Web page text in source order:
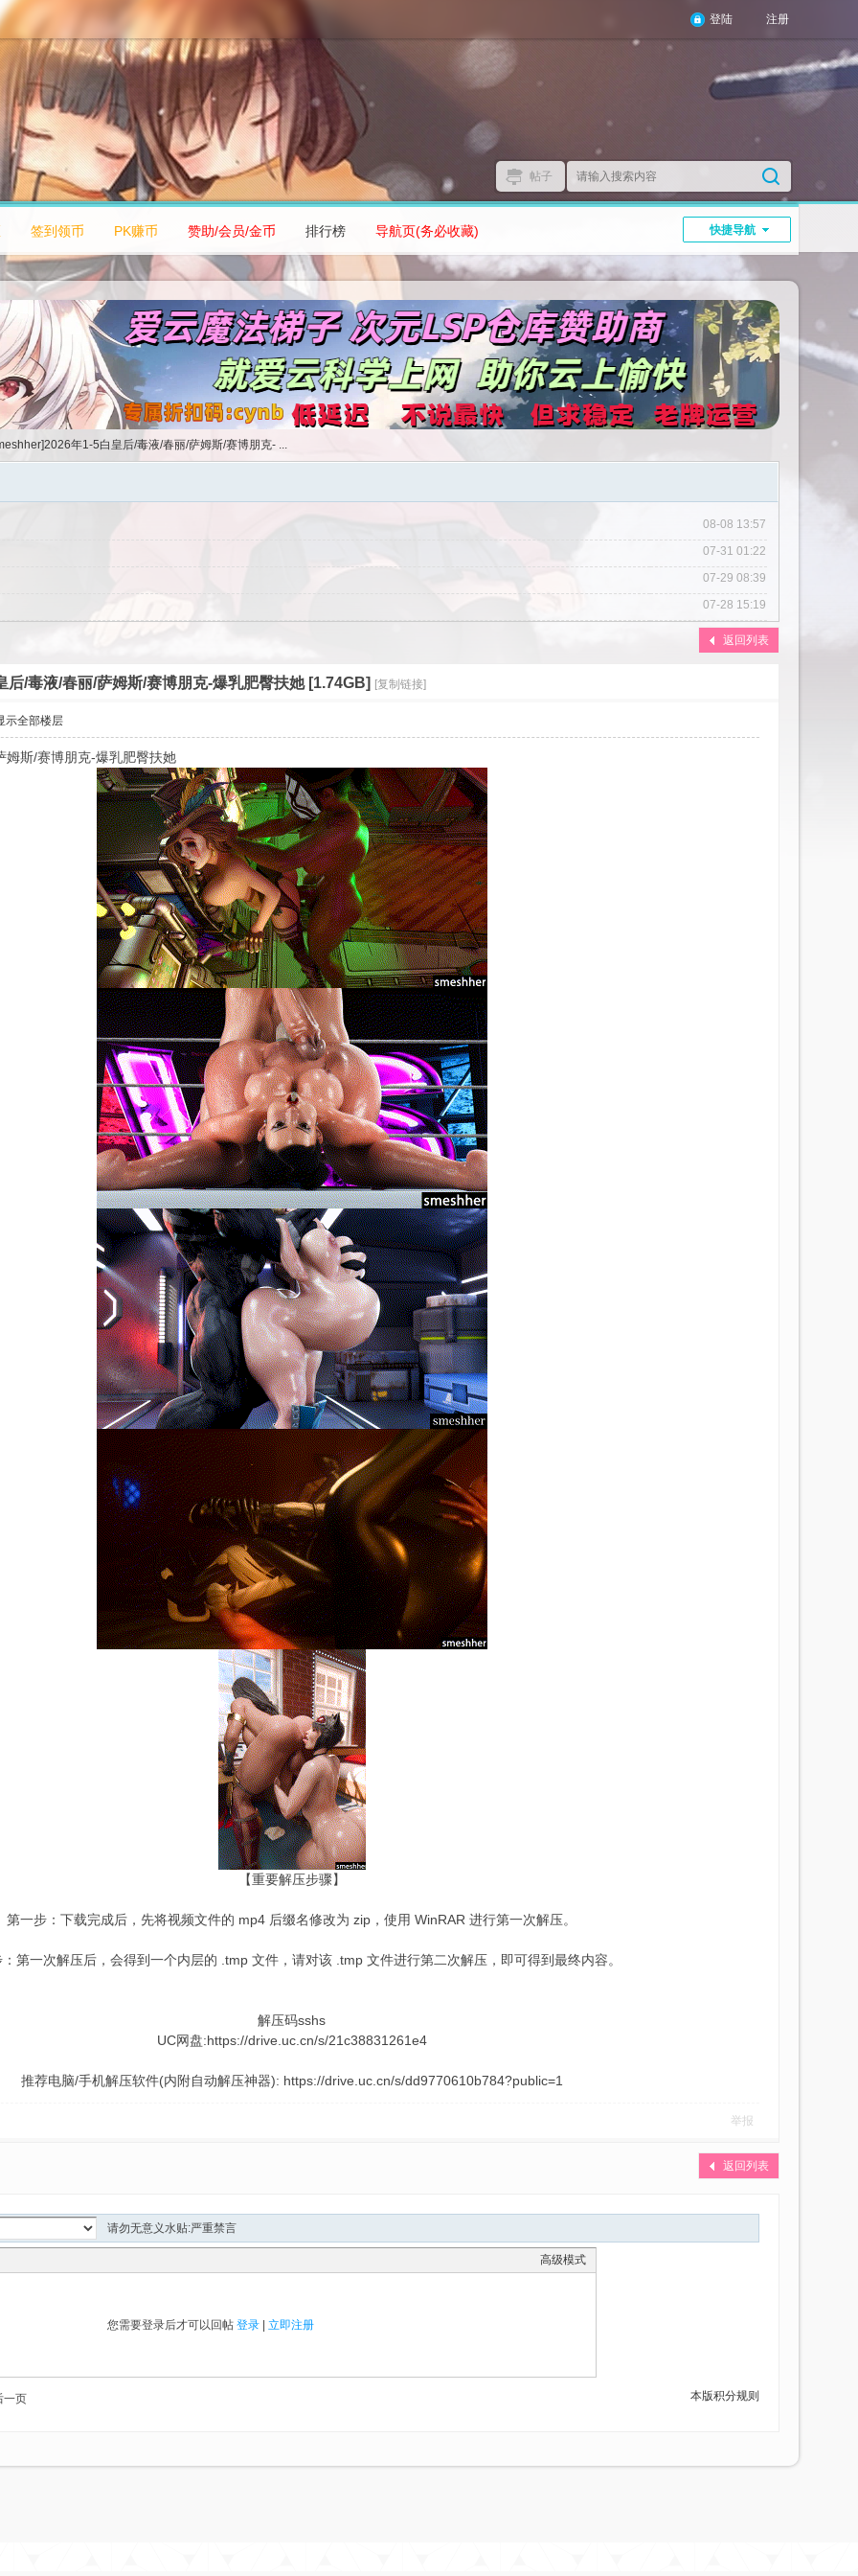
登陆 注册
帖子
快捷导航
签到领币 PK赚币 赞助/会员/金币 排行榜 导航页(务必收藏)
年1-5白皇后/毒液/春丽/萨姆斯/赛博朋克- ...
08-08 13:57
07-31 01:22
07-29 08:39
07-28 15:19
07-27 23:02
返回列表
/毒液/春丽/萨姆斯/赛博朋克-爆乳肥臀扶她 [1.74GB] [复制链接]
示全部楼层
斯/赛博朋克-爆乳肥臀扶她
【重要解压步骤】
第一步：下载完成后，先将视频文件的 mp4 后缀名修改为 zip，使用 WinRAR 进行第一次解压。
第一次解压后，会得到一个内层的 .tmp 文件，请对该 .tmp 文件进行第二次解压，即可得到最终内容。
解压码sshs
UC网盘:https://drive.uc.cn/s/21c38831261e4
推荐电脑/手机解压软件(内附自动解压神器): https://drive.uc.cn/s/dd9770610b784?public=1
举报
返回列表
请勿无意义水贴:严重禁言
高级模式
您需要登录后才可以回帖 登录| 立即注册
本版积分规则
一页